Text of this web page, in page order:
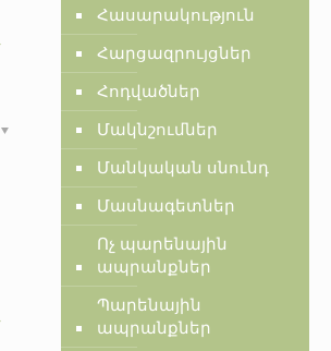
Հասարակություն
Հարցազրույցներ
Հոդվածներ
Մակնշումներ
Մանկական սնունդ
Մասնագետներ
Ոչ պարենային
ապրանքներ
Պարենային
ապրանքներ